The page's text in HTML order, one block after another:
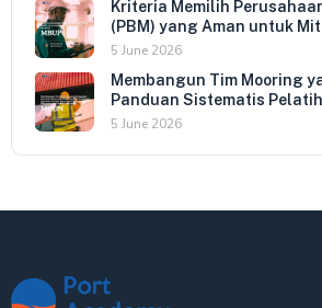
Kriteria Memilih
(PBM) yang Aman untuk
Korporat
5 June 2026
Membangun Tim Mooring
Panduan Sistematis
Sertifikasi Operator
Terminal
5 June 2026